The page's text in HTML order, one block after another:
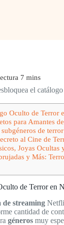
el
Oculto de Terror
para Amantes
de
al Cine de
Joyas Ocultas
y Más:
de Terror en
streaming
cantidad de
géneros muy